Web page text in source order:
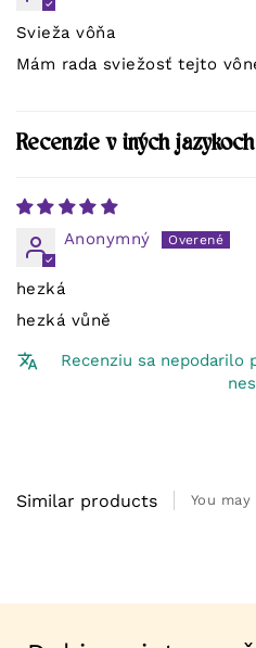
Svieža vôňa
Mám rada sviežosť tejto
Recenzie v iných jazykoch
Anonymný
hezká
hezká vůně
Recenziu sa nepodarilo
Similar products You may